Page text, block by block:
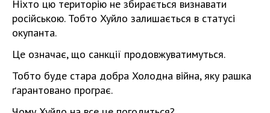
Ніхто цю територію не збирається визнавати
російською. Тобто Хуйло залишається в статусі
окупанта.
Це означає, що санкції продовжуватимуться.
Тобто буде стара добра Холодна війна, яку рашка
ґарантовано програє.